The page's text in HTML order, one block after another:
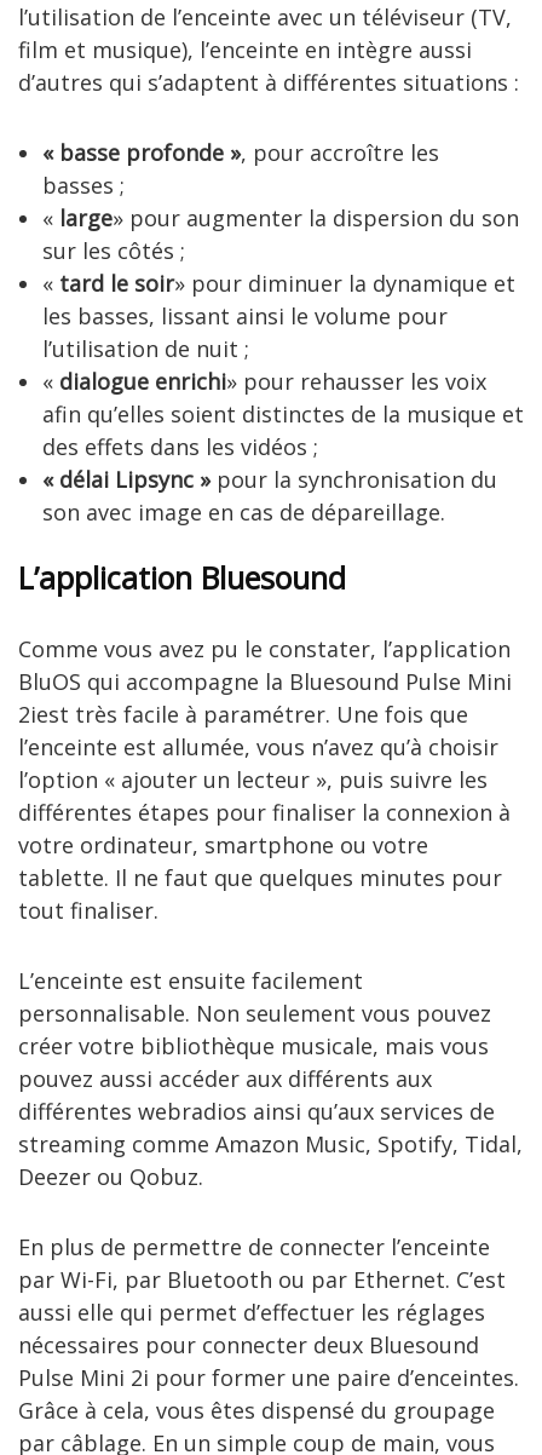
l’utilisation de l’enceinte avec un téléviseur (TV,
film et musique), l’enceinte en intègre aussi
d’autres qui s’adaptent à différentes situations :
« basse profonde », pour accroître les
basses ;
« large» pour augmenter la dispersion du son
sur les côtés ;
« tard le soir» pour diminuer la dynamique et
les basses, lissant ainsi le volume pour
l’utilisation de nuit ;
« dialogue enrichi» pour rehausser les voix
afin qu’elles soient distinctes de la musique et
des effets dans les vidéos ;
« délai Lipsync »pour la synchronisation du
son avec image en cas de dépareillage.
L’application Bluesound
Comme vous avez pu le constater, l’application
BluOS qui accompagne la Bluesound Pulse Mini
2iest très facile à paramétrer. Une fois que
l’enceinte est allumée, vous n’avez qu’à choisir
l’option « ajouter un lecteur », puis suivre les
différentes étapes pour finaliser la connexion à
votre ordinateur, smartphone ou votre
tablette. Il ne faut que quelques minutes pour
tout finaliser.
L’enceinte est ensuite facilement
personnalisable. Non seulement vous pouvez
créer votre bibliothèque musicale, mais vous
pouvez aussi accéder aux différents aux
différentes webradios ainsi qu’aux services de
streaming comme Amazon Music, Spotify, Tidal,
Deezer ou Qobuz.
En plus de permettre de connecter l’enceinte
par Wi-Fi, par Bluetooth ou par Ethernet. C’est
aussi elle qui permet d’effectuer les réglages
nécessaires pour connecter deux Bluesound
Pulse Mini 2i pour former une paire d’enceintes.
Grâce à cela, vous êtes dispensé du groupage
par câblage. En un simple coup de main, vous